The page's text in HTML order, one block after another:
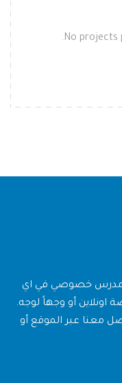
No projects
مدرس خصوصي في اي
أو وجهاً لوجه.
معنا عبر الموقع أو